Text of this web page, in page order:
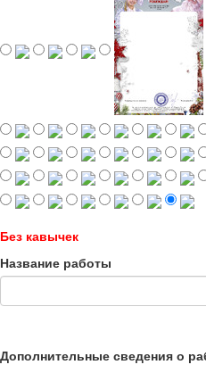
Без кавычек
Название работы
Дополнительные сведения о